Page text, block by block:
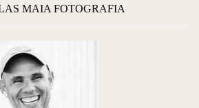
MAIA FOTOGRAFIA